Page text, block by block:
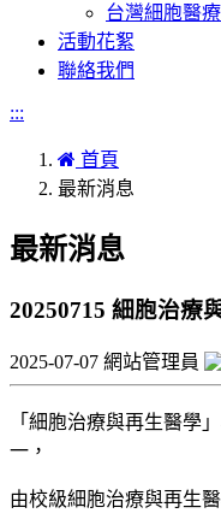
台灣細胞醫
活動花絮
聯絡我們
:::
首頁
最新消息
最新消息
20250715 細胞治療
2025-07-07 網站管理員
「細胞治療與再生醫學
一，
由校級細胞治療與再生